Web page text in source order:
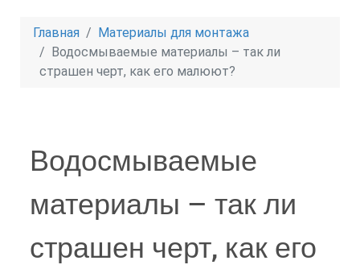
Главная
Материалы для монтажа
Водосмываемые материалы – так ли
страшен черт, как его малюют?
Водосмываемые
материалы – так ли
страшен черт, как его